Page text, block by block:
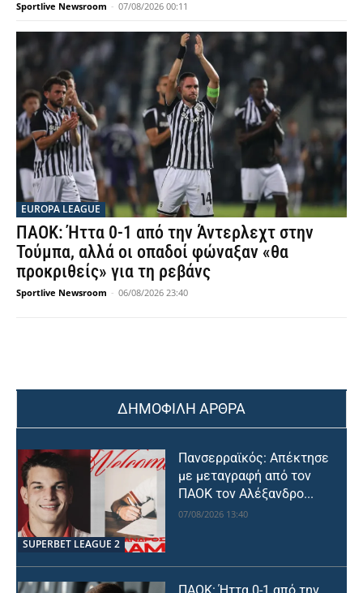
Sportlive Newsroom - 07/08/2026 00:11
EUROPA LEAGUE
ΠΑΟΚ: Ήττα 0-1 από την Άντερλεχτ στην
Τούμπα, αλλά οι οπαδοί φώναξαν «θα
προκριθείς» για τη ρεβάνς
Sportlive Newsroom - 06/08/2026 23:40
ΔΗΜΟΦΙΛΗ ΑΡΘΡΑ
SUPERBET LEAGUE 2
Πανσερραϊκός: Απέκτησε
με μεταγραφή από τον
ΠΑΟΚ τον Αλέξανδρο...
07/08/2026 13:40